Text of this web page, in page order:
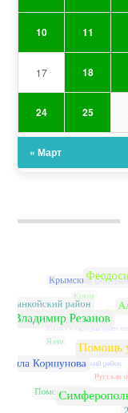
10 11
17 18
24 25
« Март